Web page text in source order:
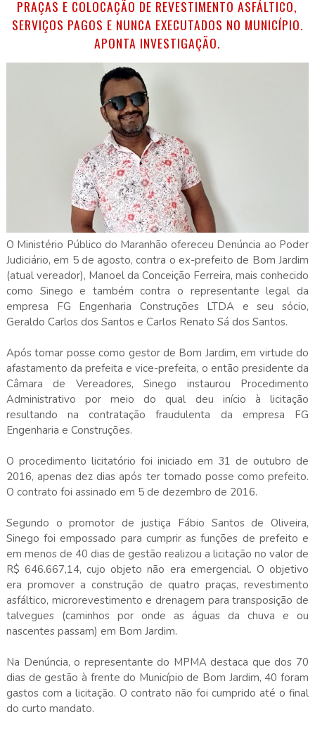
PRAÇAS E COLOCAÇÃO DE REVESTIMENTO ASFÁLTICO,
SERVIÇOS PAGOS E NUNCA EXECUTADOS NO MUNICÍPIO.
APONTA INVESTIGAÇÃO.
O Ministério Público do Maranhão ofereceu Denúncia ao Poder
Judiciário, em 5 de agosto, contra o ex-prefeito de Bom Jardim
(atual vereador), Manoel da Conceição Ferreira, mais conhecido
como Sinego e também contra o representante legal da
empresa FG Engenharia Construções LTDA e seu sócio,
Geraldo Carlos dos Santos e Carlos Renato Sá dos Santos.
Após tomar posse como gestor de Bom Jardim, em virtude do
afastamento da prefeita e vice-prefeita, o então presidente da
Câmara de Vereadores, Sinego instaurou Procedimento
Administrativo por meio do qual deu início à licitação
resultando na contratação fraudulenta da empresa FG
Engenharia e Construções.
O procedimento licitatório foi iniciado em 31 de outubro de
2016, apenas dez dias após ter tomado posse como prefeito.
O contrato foi assinado em 5 de dezembro de 2016.
Segundo o promotor de justiça Fábio Santos de Oliveira,
Sinego foi empossado para cumprir as funções de prefeito e
em menos de 40 dias de gestão realizou a licitação no valor de
R$ 646.667,14, cujo objeto não era emergencial. O objetivo
era promover a construção de quatro praças, revestimento
asfáltico, microrevestimento e drenagem para transposição de
talvegues (caminhos por onde as águas da chuva e ou
nascentes passam) em Bom Jardim.
Na Denúncia, o representante do MPMA destaca que dos 70
dias de gestão à frente do Município de Bom Jardim, 40 foram
gastos com a licitação. O contrato não foi cumprido até o final
do curto mandato.